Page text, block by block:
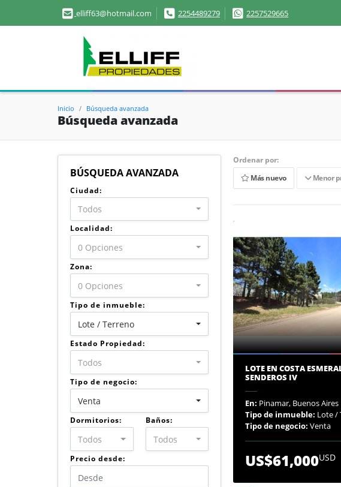
elliff63@hotmail.com 2254489279 2257529665
Inicio Búsqueda avanzada
Búsqueda avanzada
BÚSQUEDA AVANZADA
Ciudad:
Todos
Localidad:
0 Opciones
Zona:
0 Opciones
Tipo de inmueble:
Lote / Terreno
Estado Propiedad:
Todos
Tipo de negocio:
Venta
Dormitorios:
Todos
Baños:
Todos
Precio desde:
Ordenar por:
Más nuevo
Menor
LOTE EN COSTA
SENDEROS IV
En: Pinamar, Buenos Aires
Tipo de inmueble: Lote /
Tipo de negocio: Venta
US$61,000USD